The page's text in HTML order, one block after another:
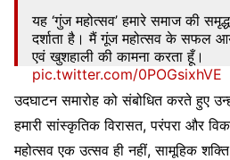
यह ‘गुंज महोत्सव’ हमारे समाज की
दर्शाता है। मैं गूंज महोत्सव के सफल
एवं खुशहाली की कामना करता हूँ।
pic.twitter.com/0POGsixhVE
— Governor of Jharkhand
December 18, 2023
उदघाटन समारोह को संबोधित करते हुए
हमारी सांस्कृतिक विरासत, परंपरा और
महोत्सव एक उत्सव ही नहीं, सामूहिक